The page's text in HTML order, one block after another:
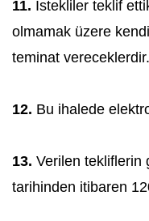
11. İstekliler teklif
olmamak üzere
teminat vereceklerdir.
12. Bu ihalede
13. Verilen tekliflerin
tarihinden itibaren